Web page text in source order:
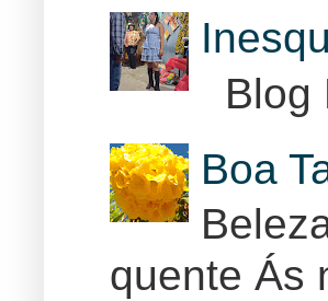
Blog
Boa
quente Ás